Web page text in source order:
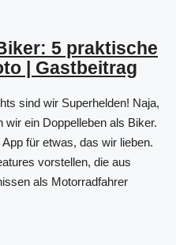
5 praktische
| Gastbeitrag
sind wir Superhelden! Naja,
ein Doppelleben als Biker.
für etwas, das wir lieben.
vorstellen, die aus
als Motorradfahrer